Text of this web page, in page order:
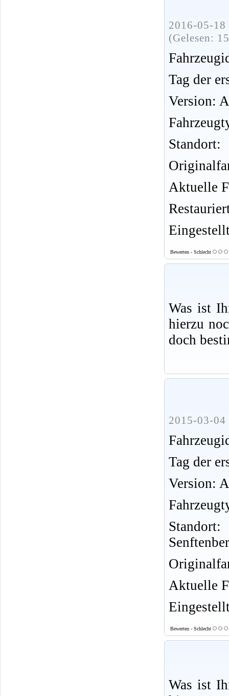
2016-05-
(Gelesen:
Tag der
Version:
Standort:
Aktuelle
Bewerten - Schlecht
Was ist
hierzu
doch
2015-03-04
Tag der
Version:
Aktuelle
Bewerten - Schlecht
Was ist